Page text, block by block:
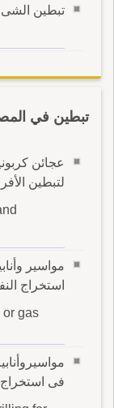
تبطين
تبطين في
عجائن
لتبطين
مواسير
استخراج
or gas
فى استخراج